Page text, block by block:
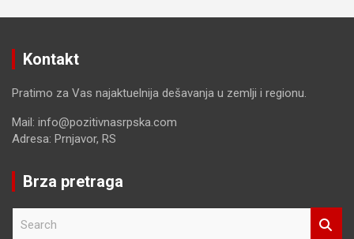
Kontakt
Pratimo za Vas najaktuelnija dešavanja u zemlji i regionu.
Mail: info@pozitivnasrpska.com
Adresa: Prnjavor, RS
Brza pretraga